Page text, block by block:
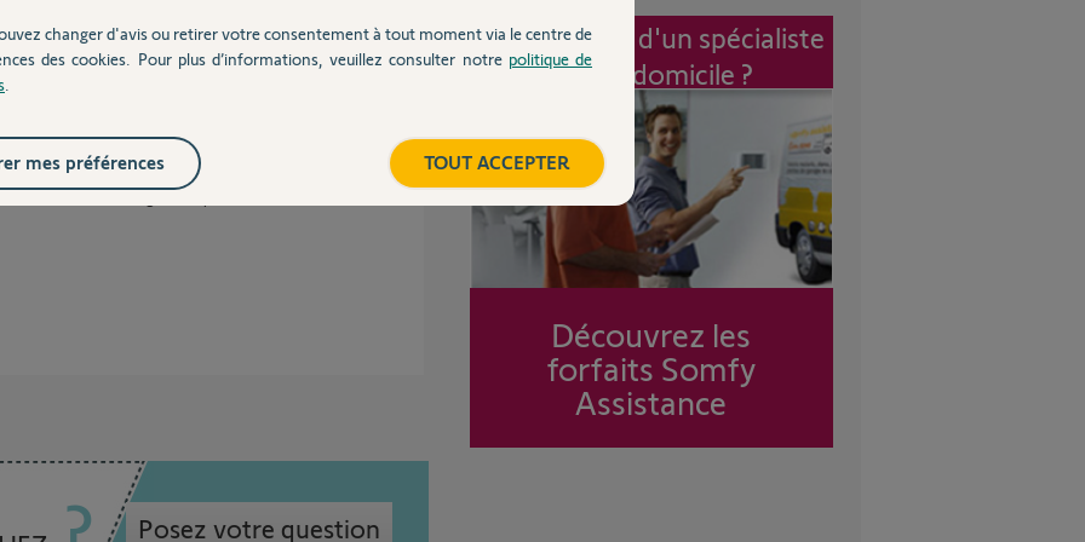
mois
celui-ci qui m'intéresse) est activé par
ou de configuration particulière à
Posez votre question
Intervention d'un spécialiste
à mon domicile ?
Découvrez les
forfaits Somfy
Assistance
changer d'avis ou retirer votre consentement à tout moment via le centre de
des cookies. Pour plus d’informations, veuillez consulter notre politique de
TOUT ACCEPTER
mes préférences